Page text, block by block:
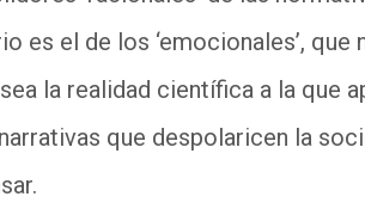
el de los ‘emocionales’, que
la realidad científica a la que
que despolaricen la